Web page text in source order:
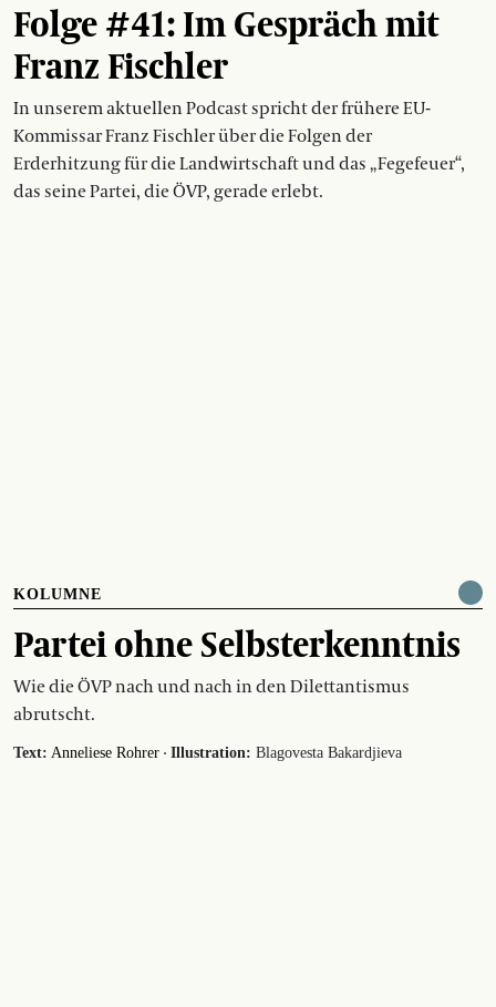
Folge #41: Im Gespräch mit
Franz Fischler
In unserem aktuellen Podcast spricht der frühere EU-
Kommissar Franz Fischler über die Folgen der
Erderhitzung für die Landwirtschaft und das „Fegefeuer“,
das seine Partei, die ÖVP, gerade erlebt.
KOLUMNE
Partei ohne Selbsterkenntnis
Wie die ÖVP nach und nach in den Dilettantismus
abrutscht.
Text: Anneliese Rohrer · Illustration: Blagovesta Bakardjieva